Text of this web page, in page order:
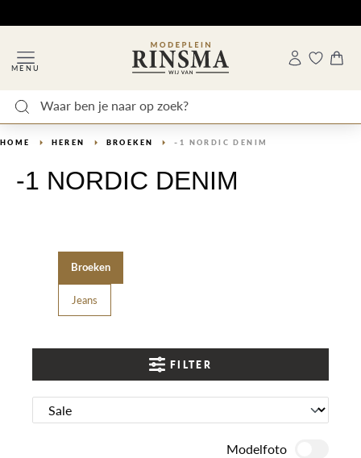
MENU
HOME HEREN BROEKEN -1 NORDIC DENIM
-1 NORDIC DENIM
Broeken
Jeans
FILTER
Modelfoto